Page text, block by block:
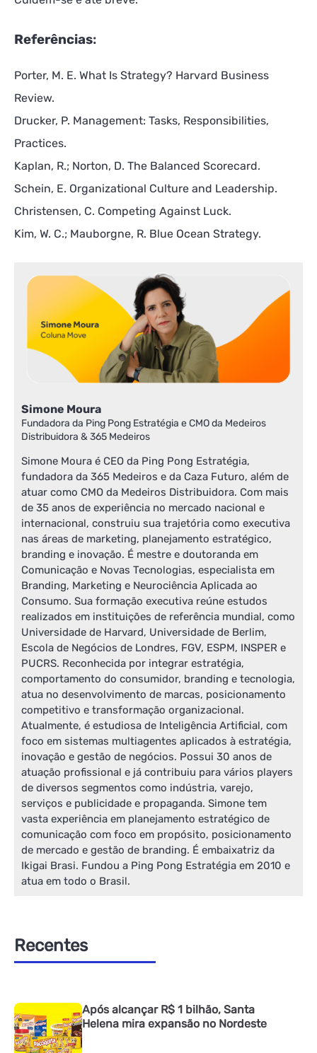
Referências:
Porter, M. E. What Is Strategy? Harvard Business
Review.
Drucker, P. Management: Tasks, Responsibilities,
Practices.
Kaplan, R.; Norton, D. The Balanced Scorecard.
Schein, E. Organizational Culture and Leadership.
Christensen, C. Competing Against Luck.
Kim, W. C.; Mauborgne, R. Blue Ocean Strategy.
Simone Moura
Fundadora da Ping Pong Estratégia e CMO da Medeiros
Distribuidora & 365 Medeiros
Simone Moura é CEO da Ping Pong Estratégia,
fundadora da 365 Medeiros e da Caza Futuro, além de
atuar como CMO da Medeiros Distribuidora. Com mais
de 35 anos de experiência no mercado nacional e
internacional, construiu sua trajetória como executiva
nas áreas de marketing, planejamento estratégico,
branding e inovação. É mestre e doutoranda em
Comunicação e Novas Tecnologias, especialista em
Branding, Marketing e Neurociência Aplicada ao
Consumo. Sua formação executiva reúne estudos
realizados em instituições de referência mundial, como
Universidade de Harvard, Universidade de Berlim,
Escola de Negócios de Londres, FGV, ESPM, INSPER e
PUCRS. Reconhecida por integrar estratégia,
comportamento do consumidor, branding e tecnologia,
atua no desenvolvimento de marcas, posicionamento
competitivo e transformação organizacional.
Atualmente, é estudiosa de Inteligência Artificial, com
foco em sistemas multiagentes aplicados à estratégia,
inovação e gestão de negócios. Possui 30 anos de
atuação profissional e já contribuiu para vários players
de diversos segmentos como indústria, varejo,
serviços e publicidade e propaganda. Simone tem
vasta experiência em planejamento estratégico de
comunicação com foco em propósito, posicionamento
de mercado e gestão de branding. É embaixatriz da
Ikigai Brasi. Fundou a Ping Pong Estratégia em 2010 e
atua em todo o Brasil.
Recentes
Após alcançar R$ 1 bilhão, Santa
Helena mira expansão no Nordeste